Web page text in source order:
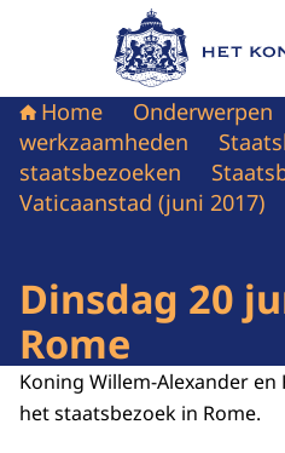
Naar de
Home Onderwerpen
werkzaamheden
staatsbezoeken
Vaticaanstad (juni 2017)
Dinsdag 20
Rome
Koning Willem-Alexander
het staatsbezoek in Rome.